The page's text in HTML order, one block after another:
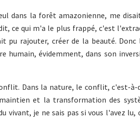
dans la forêt amazonienne, me
ce qui m'a le plus frappé, c'est
rajouter, créer de la beauté.
évidemment, dans son
Dans la nature, le conflit, c'est-
et la transformation des
je ne sais pas si vous l'avez lu,